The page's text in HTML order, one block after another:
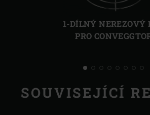
1-DÍLNÝ NEREZOVÝ
PRO
SOUVISEJÍCÍ